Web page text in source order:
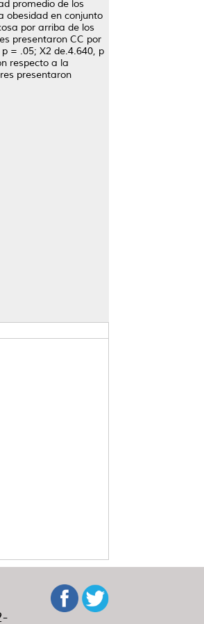
promedio de los
obesidad en conjunto
por arriba de los
presentaron CC por
= .05; X2 de.4.640, p
respecto a la
presentaron